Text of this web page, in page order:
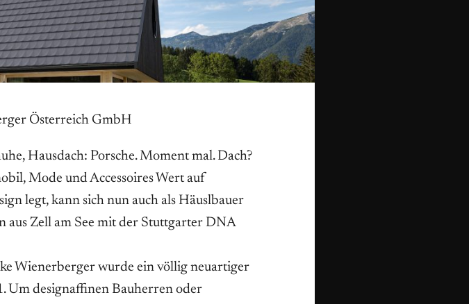
Österreich GmbH
Hausdach: Porsche. Moment mal. Dach?
Mode und Accessoires Wert auf
legt, kann sich nun auch als Häuslbauer
aus Zell am See mit der Stuttgarter DNA
Wienerberger wurde ein völlig neuartiger
Um designaffinen Bauherren oder